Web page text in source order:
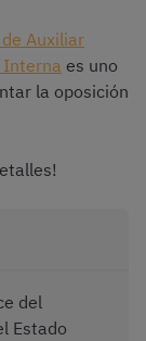
Auxiliar
Interna es uno
la oposición
del
Estado